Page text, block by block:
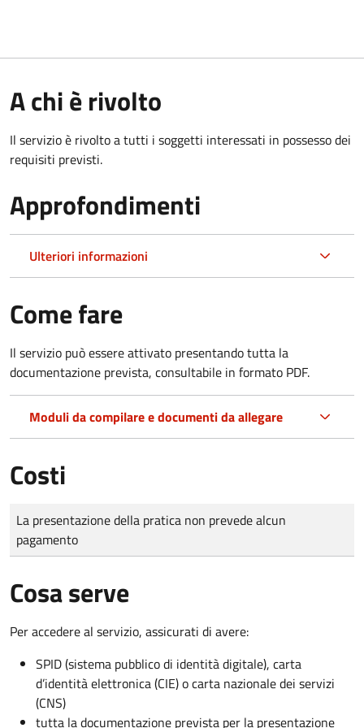
A chi è rivolto
Il servizio è rivolto a tutti i soggetti interessati in possesso dei
requisiti previsti.
Approfondimenti
Ulteriori informazioni
Come fare
Il servizio può essere attivato presentando tutta la
documentazione prevista, consultabile in formato PDF.
Moduli da compilare e documenti da allegare
Costi
Tipo di pagamento
Importo
La presentazione della pratica non prevede alcun
pagamento
Cosa serve
Per accedere al servizio, assicurati di avere:
SPID (sistema pubblico di identità digitale), carta
d’identità elettronica (CIE) o carta nazionale dei servizi
(CNS)
tutta la documentazione prevista per la presentazione